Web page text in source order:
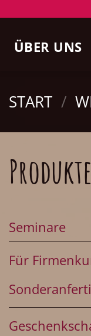
springen
ÜBER UNS
START /
Produkte
Seminare
Für